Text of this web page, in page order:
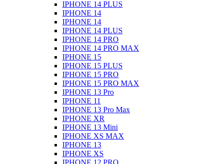
IPHONE 14 PLUS
IPHONE 14
IPHONE 14
IPHONE 14 PLUS
IPHONE 14 PRO
IPHONE 14 PRO MAX
IPHONE 15
IPHONE 15 PLUS
IPHONE 15 PRO
IPHONE 15 PRO MAX
IPHONE 13 Pro
IPHONE 11
IPHONE 13 Pro Max
IPHONE XR
IPHONE 13 Mini
IPHONE XS MAX
IPHONE 13
IPHONE XS
IPHONE 12 PRO